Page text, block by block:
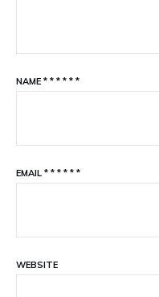
NAME * * * * * *
EMAIL * * * * * *
WEBSITE